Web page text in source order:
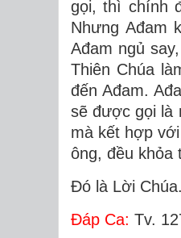
gọi, thì chính
Nhưng Ađam
Ađam ngủ
Thiên Chúa
đến Ađam.
sẽ được gọi là
mà kết hợp
ông, đều khỏa
Ðó là Lời Chúa.
Ðáp Ca: Tv.